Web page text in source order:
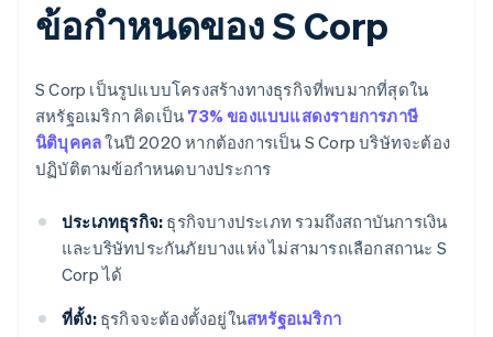
ข้อกำหนดของ S Corp
S Corp เป็นรูปแบบโครงสร้างทางธุรกิจที่พบมากที่สุดใน
สหรัฐอเมริกา คิดเป็น 73% ของแบบแสดงรายการภาษี
นิติบุคคลในปี 2020 หากต้องการเป็น S Corp บริษัทจะต้อง
ปฏิบัติตามข้อกำหนดบางประการ
ประเภทธุรกิจ: ธุรกิจบางประเภท รวมถึงสถาบันการเงิน
และบริษัทประกันภัยบางแห่ง ไม่สามารถเลือกสถานะ S
Corp ได้
ที่ตั้ง:ธุรกิจจะต้องตั้งอยู่ในสหรัฐอเมริกา